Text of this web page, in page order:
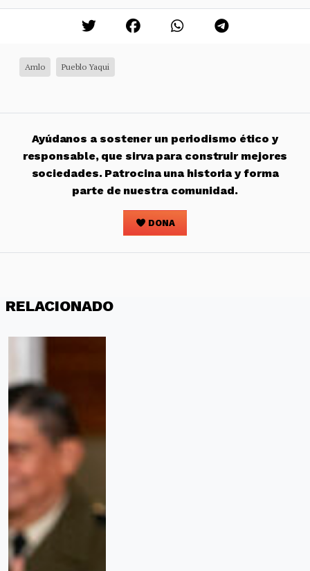
Amlo Pueblo Yaqui
Ayúdanos a sostener un periodismo ético y
responsable, que sirva para construir mejores
sociedades. Patrocina una historia y forma
parte de nuestra comunidad.
DONA
RELACIONADO